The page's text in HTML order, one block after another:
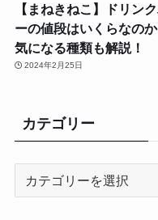
【まねきねこ】ドリン
ーの値段はいくらなのか
気になる種類も解説！
2024年2月25日
カテゴリー